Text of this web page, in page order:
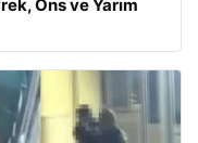
Ons ve Yarım